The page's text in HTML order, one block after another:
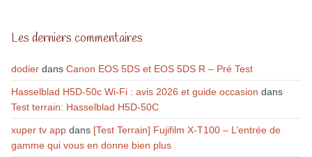
Les derniers commentaires
dodierdans Canon EOS 5DS et EOS 5DS R – Pré Test
Hasselblad H5D-50c Wi-Fi : avis 2026 et guide occasion dans
Test terrain: Hasselblad H5D-50C
xuper tv appdans [Test Terrain] Fujifilm X-T100 – L’entrée de
gamme qui vous en donne bien plus